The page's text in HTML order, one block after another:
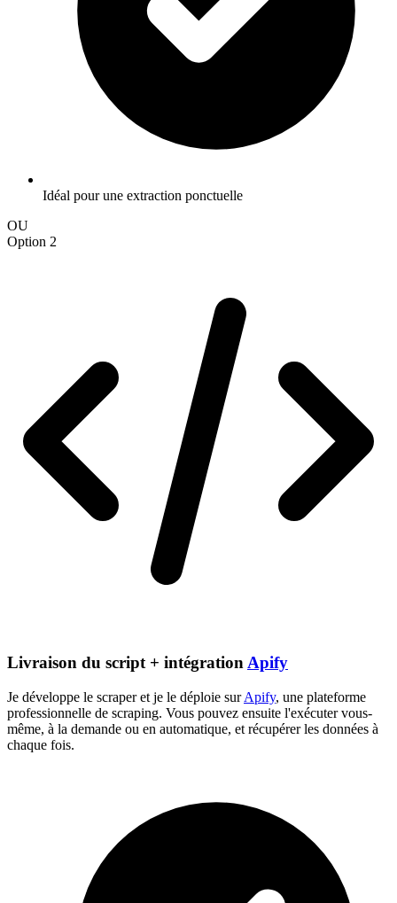
Idéal pour une extraction ponctuelle
OU
Option 2
Livraison du script + intégration Apify
Je développe le scraper et je le déploie surApify, une plateforme
professionnelle de scraping. Vous pouvez ensuite l'exécuter vous-
même, à la demande ou en automatique, et récupérer les données à
chaque fois.